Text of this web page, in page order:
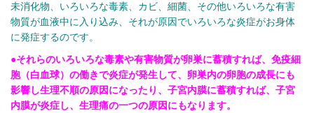
未消化物、いろいろな毒素、カビ、細菌、その他いろいろな有害
物質が血液中に入り込み、それが原因でいろいろな炎症がお身体
に発症するのです。
●それらのいろいろな毒素や有害物質が卵巣に蓄積すれば、免疫細
胞（白血球）の働きで炎症が発生して、卵巣内の卵胞の成長にも
影響し生理不順の原因になったり、子宮内膜に蓄積すれば、子宮
内膜が炎症し、生理痛の一つの原因にもなります。